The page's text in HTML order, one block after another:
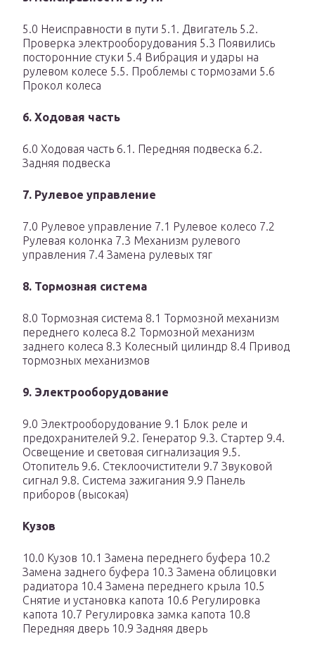
5.0 Неисправности в пути 5.1. Двигатель 5.2.
Проверка электрооборудования 5.3 Появились
посторонние стуки 5.4 Вибрация и удары на
рулевом колесе 5.5. Проблемы с тормозами 5.6
Прокол колеса
6. Ходовая часть
6.0 Ходовая часть 6.1. Передняя подвеска 6.2.
Задняя подвеска
7. Рулевое управление
7.0 Рулевое управление 7.1 Рулевое колесо 7.2
Рулевая колонка 7.3 Механизм рулевого
управления 7.4 Замена рулевых тяг
8. Тормозная система
8.0 Тормозная система 8.1 Тормозной механизм
переднего колеса 8.2 Тормозной механизм
заднего колеса 8.3 Колесный цилиндр 8.4 Привод
тормозных механизмов
9. Электрооборудование
9.0 Электрооборудование 9.1 Блок реле и
предохранителей 9.2. Генератор 9.3. Стартер 9.4.
Освещение и световая сигнализация 9.5.
Отопитель 9.6. Стеклоочистители 9.7 Звуковой
сигнал 9.8. Система зажигания 9.9 Панель
приборов (высокая)
Кузов
10.0 Кузов 10.1 Замена переднего буфера 10.2
Замена заднего буфера 10.3 Замена облицовки
радиатора 10.4 Замена переднего крыла 10.5
Cнятие и установка капота 10.6 Регулировка
капота 10.7 Регулировка замка капота 10.8
Передняя дверь 10.9 Задняя дверь